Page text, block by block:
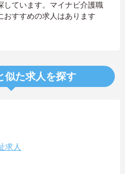
しています。マイナビ介護職
すすめの求人はあります
似た求人を探す
求人